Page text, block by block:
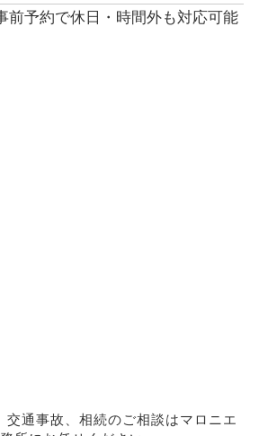
前予約で休日・時間外も対応可能
交通事故、相続のご相談はマロニエ